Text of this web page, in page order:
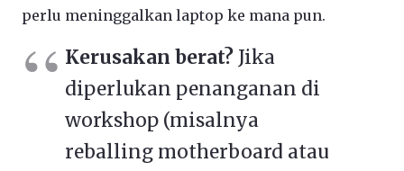
perlu meninggalkan laptop ke mana pun.
Kerusakan berat? Jika
diperlukan penanganan di
workshop (misalnya
reballing motherboard atau